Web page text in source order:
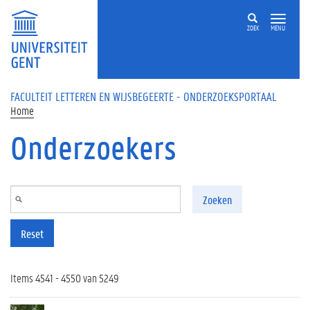
Overslaan en naar de inhoud gaan
ZOEK MENU
FACULTEIT LETTEREN EN WIJSBEGEERTE - ONDERZOEKSPORTAAL
Home
Onderzoekers
Zoeken
Reset
Items 4541 - 4550 van 5249